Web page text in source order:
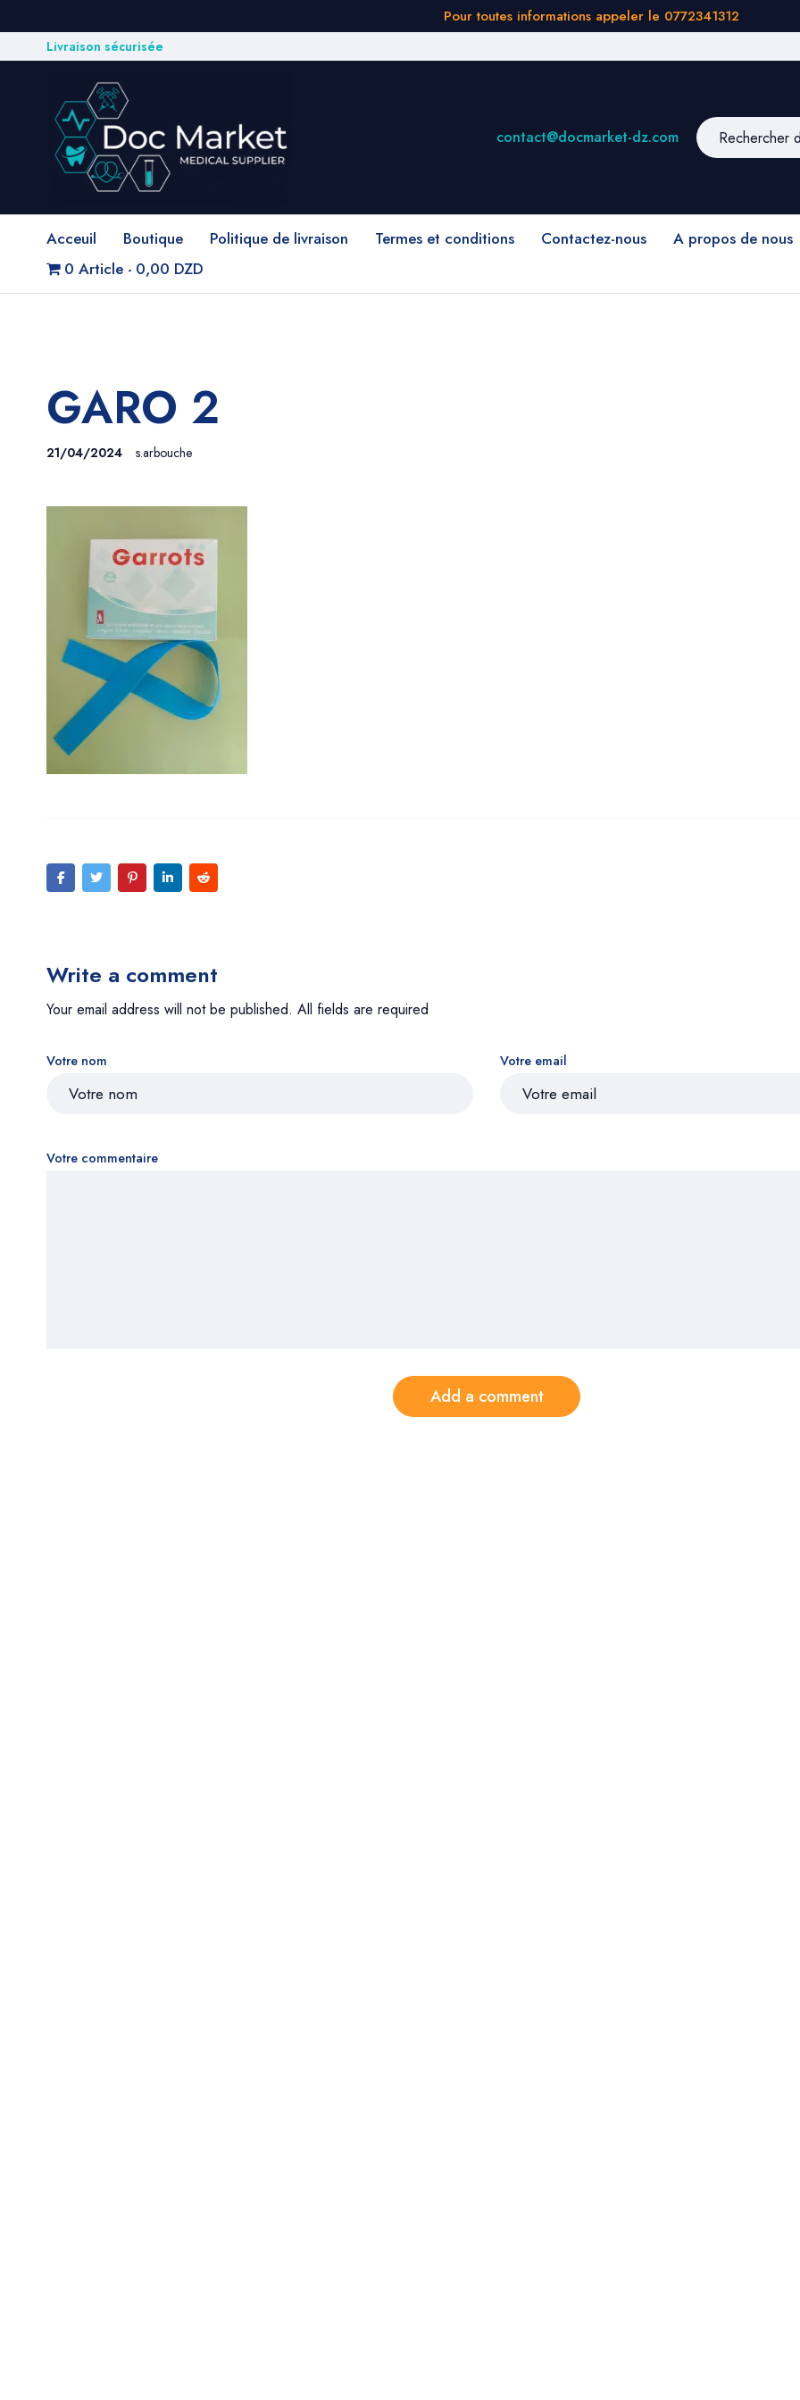
Pour toutes informations appeler le 0772341312
Livraison sécurisée
contact@docmarket-dz.com
Acceuil Boutique Politique de livraison Termes et conditions Contactez-nous
A propos de nous
0 Article
0,00 DZD
GARO 2
21/04/2024 s.arbouche
Write a comment
Your email address will not be published. All fields are required
Votre nom Votre email
Votre commentaire
Add a comment